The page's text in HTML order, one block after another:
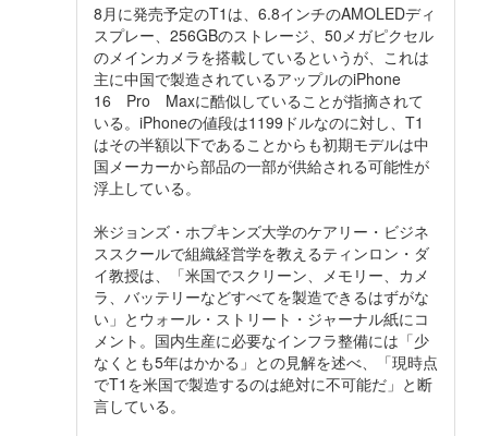
8月に発売予定のT1は、6.8インチのAMOLEDディ
スプレー、256GBのストレージ、50メガピクセル
のメインカメラを搭載しているというが、これは
主に中国で製造されているアップルのiPhone
16 Pro Maxに酷似していることが指摘されて
いる。iPhoneの値段は1199ドルなのに対し、T1
はその半額以下であることからも初期モデルは中
国メーカーから部品の一部が供給される可能性が
浮上している。
米ジョンズ・ホプキンズ大学のケアリー・ビジネ
ススクールで組織経営学を教えるティンロン・ダ
イ教授は、「米国でスクリーン、メモリー、カメ
ラ、バッテリーなどすべてを製造できるはずがな
い」とウォール・ストリート・ジャーナル紙にコ
メント。国内生産に必要なインフラ整備には「少
なくとも5年はかかる」との見解を述べ、「現時点
でT1を米国で製造するのは絶対に不可能だ」と断
言している。